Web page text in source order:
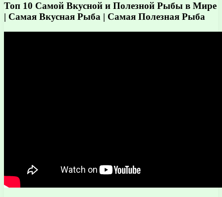
Топ 10 Самой Вкусной и Полезной Рыбы в Мире
| Самая Вкусная Рыба | Самая Полезная Рыба